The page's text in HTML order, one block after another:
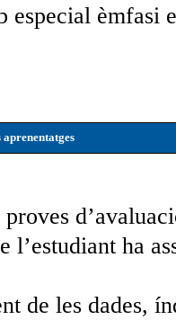
especial èmfasi
proves
l’estudiant ha
de les dades,